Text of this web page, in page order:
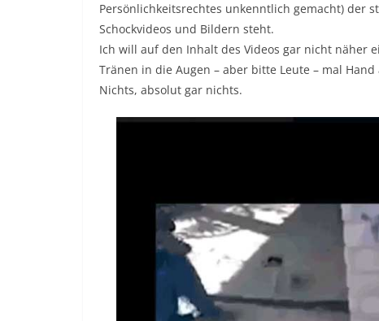
Persönlichkeitsrechtes unkenntlich gemacht) der
Schockvideos und Bildern steht.
Ich will auf den Inhalt des Videos gar nicht
Tränen in die Augen – aber bitte Leute – mal
Nichts, absolut gar nichts.